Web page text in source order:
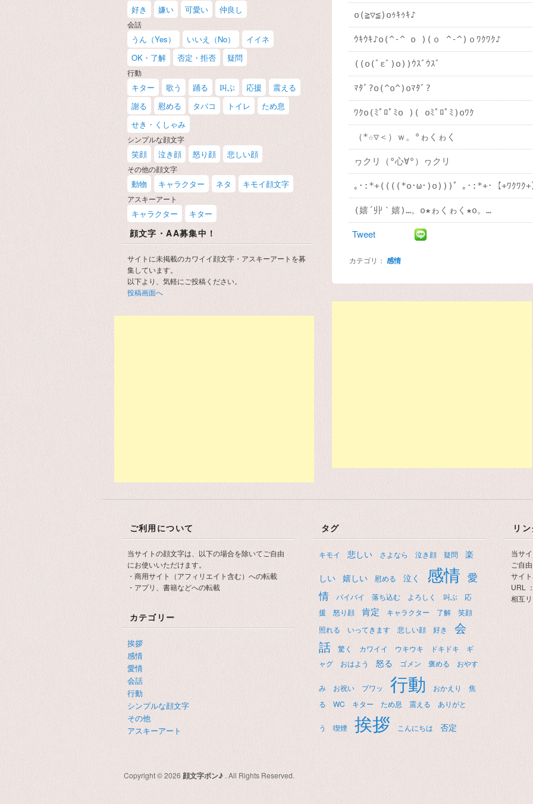
o(≧▽≦)oｩｷｩｷ♪
ｳｷｳｷ♪o(^-^ o )(ｏ ^-^)ｏﾜｸﾜｸ♪
((o(ﾞεﾞ)o))ｳｽﾞｳｽﾞ
ﾏﾀﾞ?o(^o^)oﾏﾀﾞ?
ﾜｸo(ﾐﾟﾛﾟﾐo )( oﾐﾟﾛﾟﾐ)oﾜｸ
（*☆▽＜）ｗ。°ゎくゎく
ヮクリ（°心∀°）ヮクリ
｡･:*+((((*o･ω･)o)))゜｡･:*+･【+ﾜｸﾜｸ+
(嬉´丱｀嬉)…。o★ゎくゎく★о。…
Tweet
カテゴリ：感情
好き 嫌い 可愛い 仲良し
会話
うん（Yes） いいえ（No）
イイネ
OK・了解
否定・拒否 疑問
行動
キター 歌う 踊る 叫ぶ 応援
震える
謝る
慰める タバコ トイレ
ため息
せき・くしゃみ
シンプルな顔文字
笑顔 泣き顔 怒り顔 悲しい顔
その他の顔文字
動物 キャラクター ネタ キモイ顔文字
アスキーアート
キャラクター キター
顔文字・AA募集中！
サイトに未掲載のカワイイ顔文字・アスキーアートを募
集しています。
以下より、気軽にご投稿ください。
投稿画面へ
ご利用について
当サイトの顔文字は、以下の場合を除いてご自由
にお使いいただけます。
・商用サイト（アフィリエイト含む）への転載
・アプリ、書籍などへの転載
カテゴリー
挨拶
感情
愛情
会話
行動
シンプルな顔文字
その他
アスキーアート
タグ
キモイ 悲しい さよなら 泣き顔 疑問
楽
しい
嬉しい 慰める 泣く 感情 愛
情
バイバイ 落ち込む よろしく 叫ぶ
応
援
怒り顔 肯定 キャラクター 了解
笑顔
照れる
いってきます 悲しい顔 好き
会
話
驚く カワイイ ウキウキ ドキドキ
ギ
ャグ
おはよう 怒る ゴメン 褒める おやす
み お祝い ブワッ 行動 おかえり
焦
る
WC キター ため息 震える ありがと
う 喫煙 挨拶 こんにちは 否定
リ
当サ
ご自
サイ
URL
相互
Copyright © 2026 顔文字ポン♪ . All Rights Reserved.